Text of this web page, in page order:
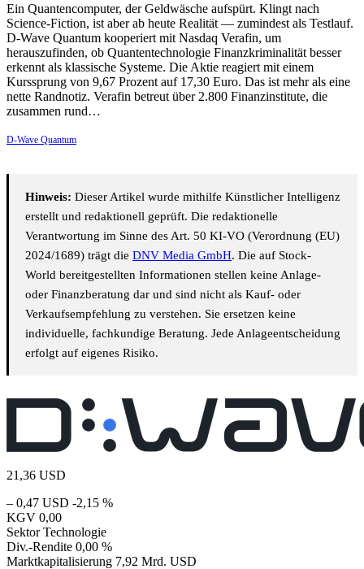
Ein Quantencomputer, der Geldwäsche aufspürt. Klingt nach
Science-Fiction, ist aber ab heute Realität — zumindest als Testlauf.
D-Wave Quantum kooperiert mit Nasdaq Verafin, um
herauszufinden, ob Quantentechnologie Finanzkriminalität besser
erkennt als klassische Systeme. Die Aktie reagiert mit einem
Kurssprung von 9,67 Prozent auf 17,30 Euro. Das ist mehr als eine
nette Randnotiz. Verafin betreut über 2.800 Finanzinstitute, die
zusammen rund…
D-Wave Quantum
Hinweis: Dieser Artikel wurde mithilfe Künstlicher Intelligenz
erstellt und redaktionell geprüft. Die redaktionelle
Verantwortung im Sinne des Art. 50 KI-VO (Verordnung (EU)
2024/1689) trägt die DNV Media GmbH. Die auf Stock-
World bereitgestellten Informationen stellen keine Anlage-
oder Finanzberatung dar und sind nicht als Kauf- oder
Verkaufsempfehlung zu verstehen. Sie ersetzen keine
individuelle, fachkundige Beratung. Jede Anlageentscheidung
erfolgt auf eigenes Risiko.
21,36 USD
– 0,47 USD -2,15 %
KGV 0,00
Sektor Technologie
Div.-Rendite 0,00 %
Marktkapitalisierung 7,92 Mrd. USD